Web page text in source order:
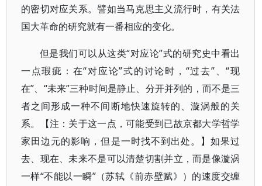
的密切对应关系。譬如当马克思主义流行时，有关法
国大革命的研究就有一番相应的变化。
但是我们可以从这类“对应论”式的研究史中看出
一点瑕疵：在“对应论”式的讨论时，“过去”、“现
在”、“未来”三种时间是静止、分开并列的，而不是三
者之间形成一种不间断地快速旋转的、漩涡般的关
系。【注：关于这一点，可能受到已故京都大学哲学
家田边元的影响，但是一时找不到出处。】如果过
去、现在、未来不是可以清楚切割并立，而是像漩涡
一样“不能以一瞬”（苏轼《前赤壁赋》）的速度交缠